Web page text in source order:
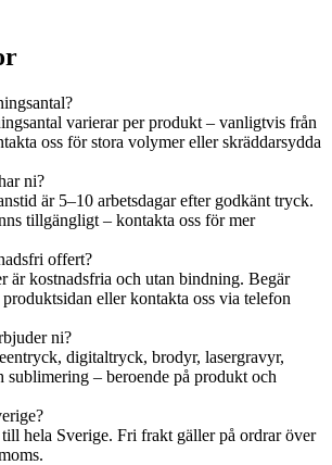
varierar per produkt – vanligtvis från
oss för stora volymer eller skräddarsydda
ni?
är 5–10 arbetsdagar efter godkänt tryck.
tillgängligt – kontakta oss för mer
offert?
är kostnadsfria och utan bindning. Begär
eller kontakta oss via telefon
ni?
digitaltryck, brodyr, lasergravyr,
sublimering – beroende på produkt och
hela Sverige. Fri frakt gäller på ordrar över